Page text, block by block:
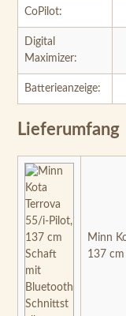
CoPilot:
Digital
Maximizer:
Batterieanzeige:
Lieferumfang
Minn
137